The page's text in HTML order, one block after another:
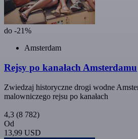
do -21%
Amsterdam
Rejsy po kanałach Amsterdamu
Zwiedzaj historyczne drogi wodne
malowniczego rejsu po kanałach
4,3 (8 782)
Od
13,99 USD